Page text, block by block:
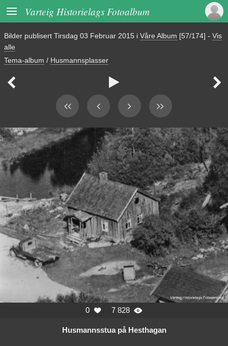
 Varteig Historielags Fotoalbum
Bilder publisert Tirsdag 03 Februar 2015 i Våre Album [57/174] - Vis
alle
Tema-album / Husmannsplasser
  
0  7 828 
Husmannsstua på Hesthagan